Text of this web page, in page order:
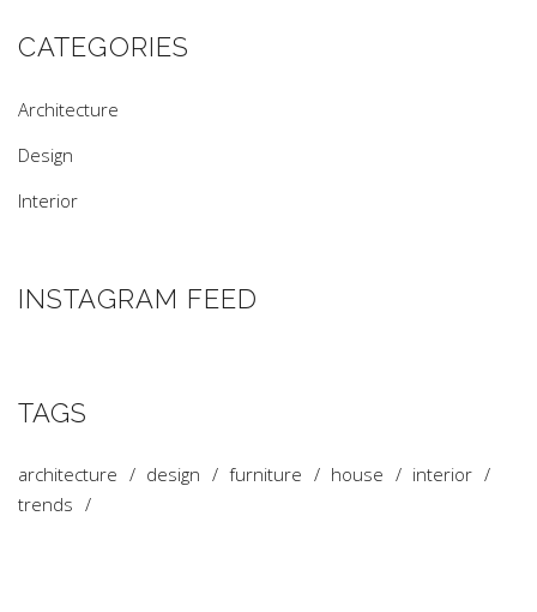
CATEGORIES
Architecture
Design
Interior
INSTAGRAM FEED
TAGS
architecture design furniture house
interior
trends